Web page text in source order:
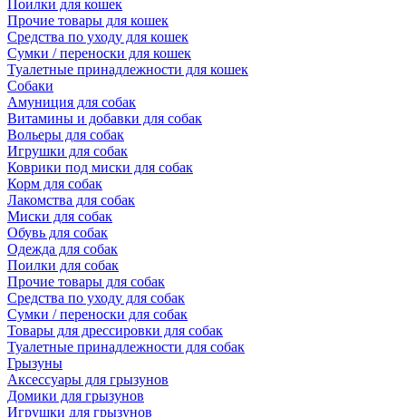
Поилки для кошек
Прочие товары для кошек
Средства по уходу для кошек
Сумки / переноски для кошек
Туалетные принадлежности для кошек
Собаки
Амуниция для собак
Витамины и добавки для собак
Вольеры для собак
Игрушки для собак
Коврики под миски для собак
Корм для собак
Лакомства для собак
Миски для собак
Обувь для собак
Одежда для собак
Поилки для собак
Прочие товары для собак
Средства по уходу для собак
Сумки / переноски для собак
Товары для дрессировки для собак
Туалетные принадлежности для собак
Грызуны
Аксессуары для грызунов
Домики для грызунов
Игрушки для грызунов